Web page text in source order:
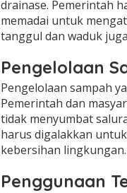
drainase. Pemerintah
memadai untuk
tanggul dan waduk
Pengelolaan
Pengelolaan sampah
Pemerintah dan
tidak menyumbat
harus digalakkan
kebersihan lingkungan.
Penggunaan